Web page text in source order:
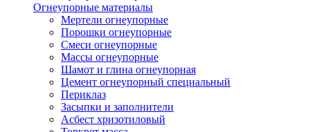
Огнеупорные материалы
Мертели огнеупорные
Порошки огнеупорные
Смеси огнеупорные
Массы огнеупорные
Шамот и глина огнеупорная
Цемент огнеупорный специальный
Периклаз
Засыпки и заполнители
Асбест хризотиловый